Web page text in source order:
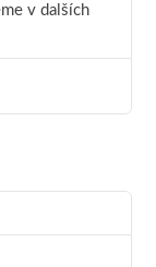
v dalších